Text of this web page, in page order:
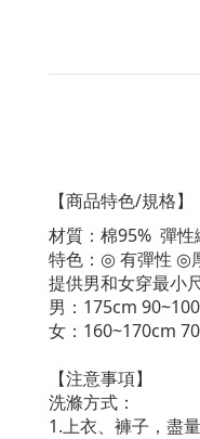
【商品特色/規格】
材質：棉95% 彈性
特色： ◎ 有彈性 ◎
提供男和女穿最小
男： 175cm
女： 160~170cm
【注意事項】
洗滌方式：
1. 上衣、褲子，盡